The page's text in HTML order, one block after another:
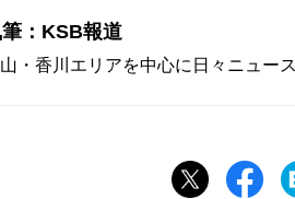
：KSB報道
・香川エリアを中心に日々ニュー